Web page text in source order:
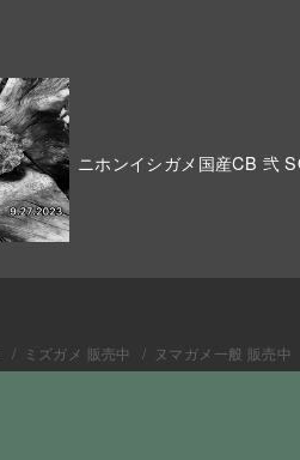
ニホンイシガメ国産CB 弐
ミズガメ 販売中 ヌマガメ一般 販売中